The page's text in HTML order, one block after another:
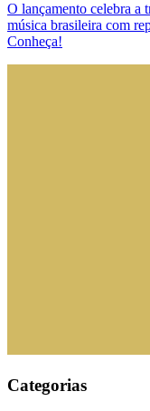
O lançamento celebra a
música brasileira com
Conheça!
Categorias